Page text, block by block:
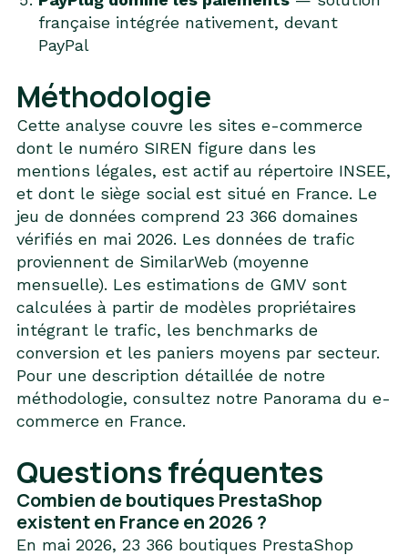
française intégrée nativement, devant
PayPal
Méthodologie
Cette analyse couvre les sites e-commerce
dont le numéro SIREN figure dans les
mentions légales, est actif au répertoire INSEE,
et dont le siège social est situé en France. Le
jeu de données comprend 23 366 domaines
vérifiés en mai 2026. Les données de trafic
proviennent de SimilarWeb (moyenne
mensuelle). Les estimations de GMV sont
calculées à partir de modèles propriétaires
intégrant le trafic, les benchmarks de
conversion et les paniers moyens par secteur.
Pour une description détaillée de notre
méthodologie, consultez notre Panorama du e-
commerce en France.
Questions fréquentes
Combien de boutiques PrestaShop
existent en France en 2026 ?
En mai 2026, 23 366 boutiques PrestaShop